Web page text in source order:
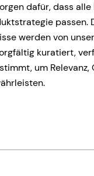
dafür, dass alle
passen.
werden von
kuratiert,
um Relevanz,